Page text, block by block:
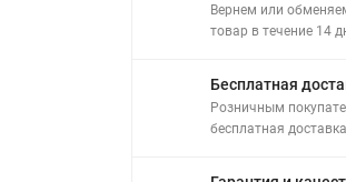
Вернем или
товар в течение 14
Бесплатная
Розничным
бесплатная